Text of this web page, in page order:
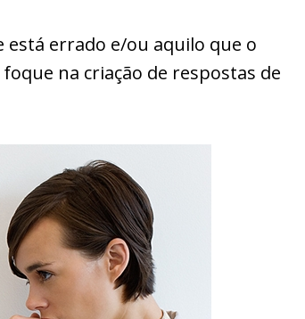
errado e/ou aquilo que o
na criação de respostas de